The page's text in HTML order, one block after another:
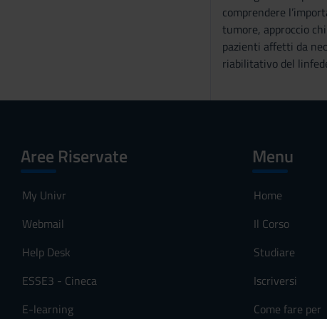
comprendere
tumore, approccio
pazienti affetti da
riabilitativo del
Aree Riservate
My Univr
Webmail
Help Desk
ESSE3 - Cineca
E-learning
Menu
Home
Il Corso
Studiare
Iscriversi
Come fare per